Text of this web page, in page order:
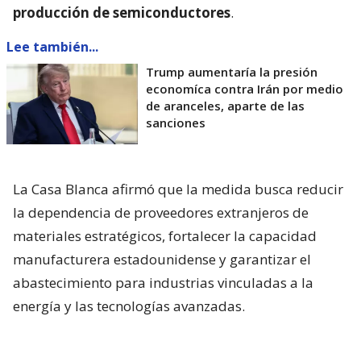
producción de semiconductores.
Lee también...
Trump aumentaría la presión
economíca contra Irán por medio
de aranceles, aparte de las
sanciones
La Casa Blanca afirmó que la medida busca reducir
la dependencia de proveedores extranjeros de
materiales estratégicos, fortalecer la capacidad
manufacturera estadounidense y garantizar el
abastecimiento para industrias vinculadas a la
energía y las tecnologías avanzadas.